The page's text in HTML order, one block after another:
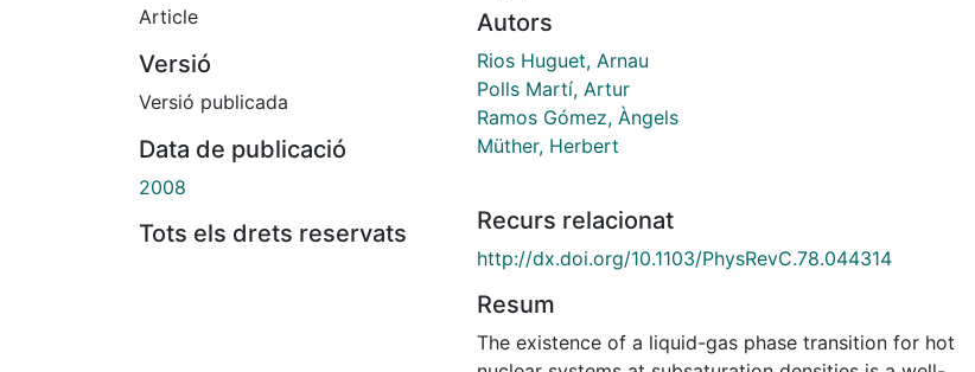
Article
Versió
Versió publicada
Data de publicació
2008
Tots els drets reservats
Autors
Rios Huguet, Arnau
Polls Martí, Artur
Ramos Gómez, Àngels
Müther, Herbert
Recurs relacionat
http://dx.doi.org/10.1103/PhysRevC.78.044314
Resum
The existence of a liquid-gas phase transition for hot